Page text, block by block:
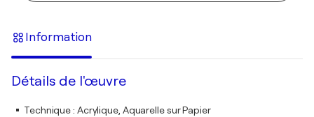
Information
Détails de l'œuvre
Technique: Acrylique, Aquarelle sur Papier